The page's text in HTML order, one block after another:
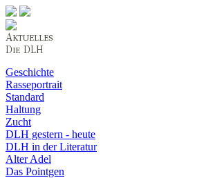
Geschichte
Rasseportrait
Standard
Haltung
Zucht
DLH gestern - heute
DLH in der Literatur
Alter Adel
Das Pointgen